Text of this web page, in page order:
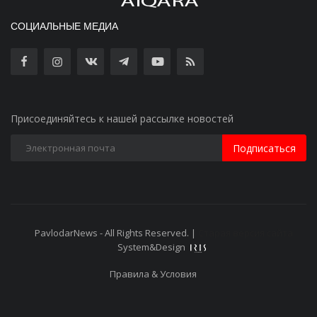
СОЦИАЛЬНЫЕ МЕДИА
Присоединяйтесь к нашей рассылке новостей
Подписаться
PavlodarNews - All Rights Reserved. |
System&Design
Правила & Условия